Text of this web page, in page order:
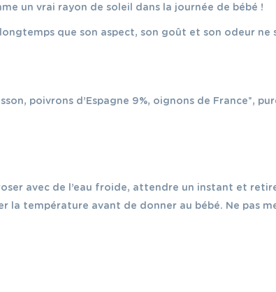
un vrai rayon de soleil dans la journée de bébé !
que son aspect, son goût et son odeur ne
poivrons d’Espagne 9%, oignons de France*,
avec de l’eau froide, attendre un instant et
la température avant de donner au bébé. Ne pas